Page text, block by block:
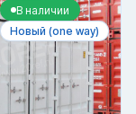
В наличии
Новый (one way)